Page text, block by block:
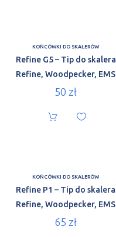
KOŃCÓWKI DO SKALERÓW
Refine G5 – Tip do skalera
Refine, Woodpecker, EMS
50 zł
KOŃCÓWKI DO SKALERÓW
Refine P1 – Tip do skalera
Refine, Woodpecker, EMS
65 zł